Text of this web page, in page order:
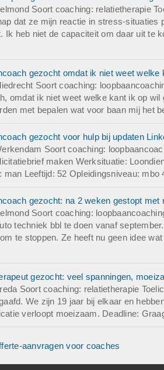
Soort coaching: relatietherapie
dat ze mijn reactie in stress-situaties
Ik heb niet de capaciteit om daar uit te
gezocht omdat ik niet weet
Soort coaching:
omdat ik niet weet welke kant ik op
met bepalen wat voor baan mij het
gezocht voor hulp bij updaten
Soort coaching:
maken Werksituatie:
man Leeftijd: 52 Opleidingsniveau:
gezocht: na 2 weken gestopt met
Soort coaching:
techniek bbl te doen vanaf
te stoppen. Ze heeft nu geen idee
gezocht: veel spanningen,
Soort coaching: relatietherapie
We zijn 19 jaar bij elkaar en
verloopt moeizaam. Deadline:
aanvragen voor coaches